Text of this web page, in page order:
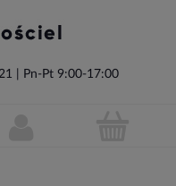
| Pn-Pt 9:00-17:00